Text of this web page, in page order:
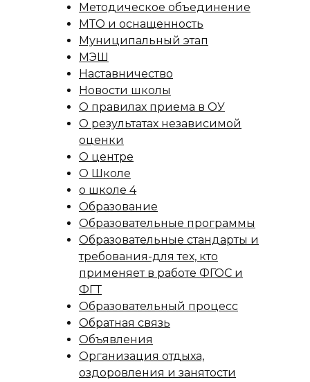
Методическое объединение
МТО и оснащенность
Муниципальный этап
МЭШ
Наставничество
Новости школы
О правилах приема в ОУ
О результатах независимой
оценки
О центре
О Школе
о школе 4
Образование
Образовательные программы
Образовательные стандарты и
требования-для тех, кто
применяет в работе ФГОС и
ФГТ
Образовательный процесс
Обратная связь
Объявления
Организация отдыха,
оздоровления и занятости